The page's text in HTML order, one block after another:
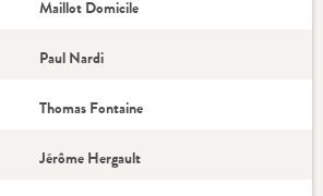
Maillot Domicile
Paul Nardi
Thomas Fontaine
Jérôme Hergault